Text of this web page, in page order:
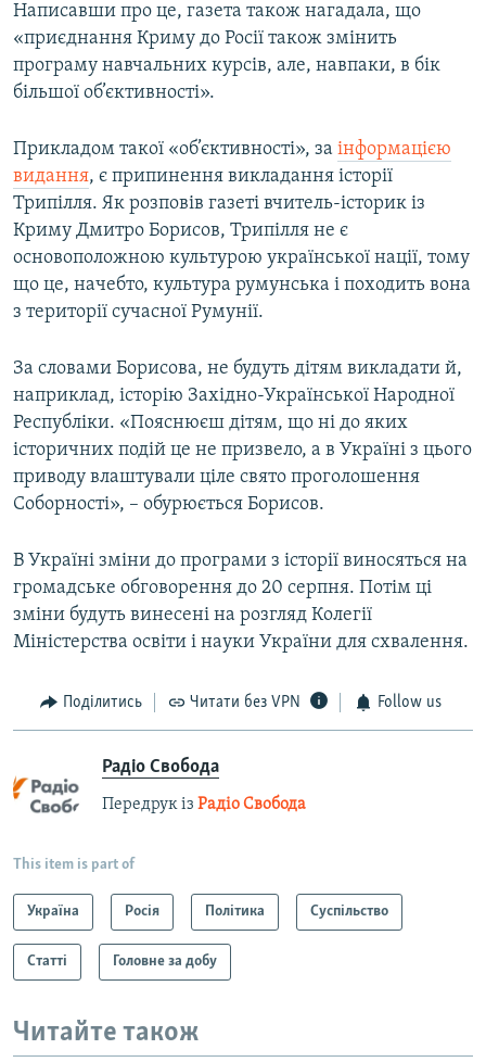
Написавши про це, газета також нагадала, що
«приєднання Криму до Росії також змінить
програму навчальних курсів, але, навпаки, в бік
більшої об’єктивності».
Прикладом такої «об’єктивності», за інформацією
видання, є припинення викладання історії
Трипілля. Як розповів газеті вчитель-історик із
Криму Дмитро Борисов, Трипілля не є
основоположною культурою української нації, тому
що це, начебто, культура румунська і походить вона
з території сучасної Румунії.
За словами Борисова, не будуть дітям викладати й,
наприклад, історію Західно-Української Народної
Республіки. «Пояснюєш дітям, що ні до яких
історичних подій це не призвело, а в Україні з цього
приводу влаштували ціле свято проголошення
Соборності», – обурюється Борисов.
В Україні зміни до програми з історії виносяться на
громадське обговорення до 20 серпня. Потім ці
зміни будуть винесені на розгляд Колегії
Міністерства освіти і науки України для схвалення.
Поділитись Читати без VPN Follow us
Радіо Свобода
Передрук із Радіо Свобода
This item is part of
Україна Росія Політика Суспільство
Статті Головне за добу
Читайте також